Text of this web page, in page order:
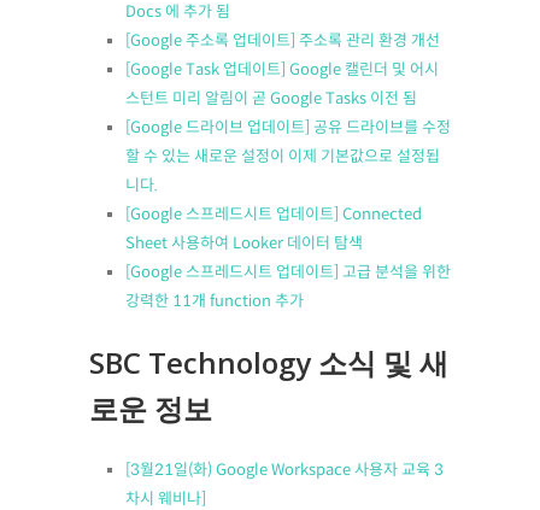
Docs 에 추가 됨
[Google 주소록 업데이트] 주소록 관리 환경 개선
[Google Task 업데이트] Google 캘린더 및 어시
스턴트 미리 알림이 곧 Google Tasks 이전 됨
[Google 드라이브 업데이트] 공유 드라이브를 수정
할 수 있는 새로운 설정이 이제 기본값으로 설정됩
니다.
[Google 스프레드시트 업데이트] Connected
Sheet 사용하여 Looker 데이터 탐색
[Google 스프레드시트 업데이트] 고급 분석을 위한
강력한 11개 function 추가
SBC Technology 소식 및 새
로운 정보
[3월21일(화) Google Workspace 사용자 교육 3
차시 웨비나]